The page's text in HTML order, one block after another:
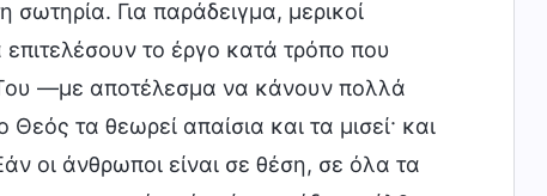
σωτηρία. Για παράδειγμα, μερικοί
το έργο κατά τρόπο που
Του —με αποτέλεσμα να κάνουν πολλά
τα θεωρεί απαίσια και τα μισεί· και
οι άνθρωποι είναι σε θέση, σε όλα τα